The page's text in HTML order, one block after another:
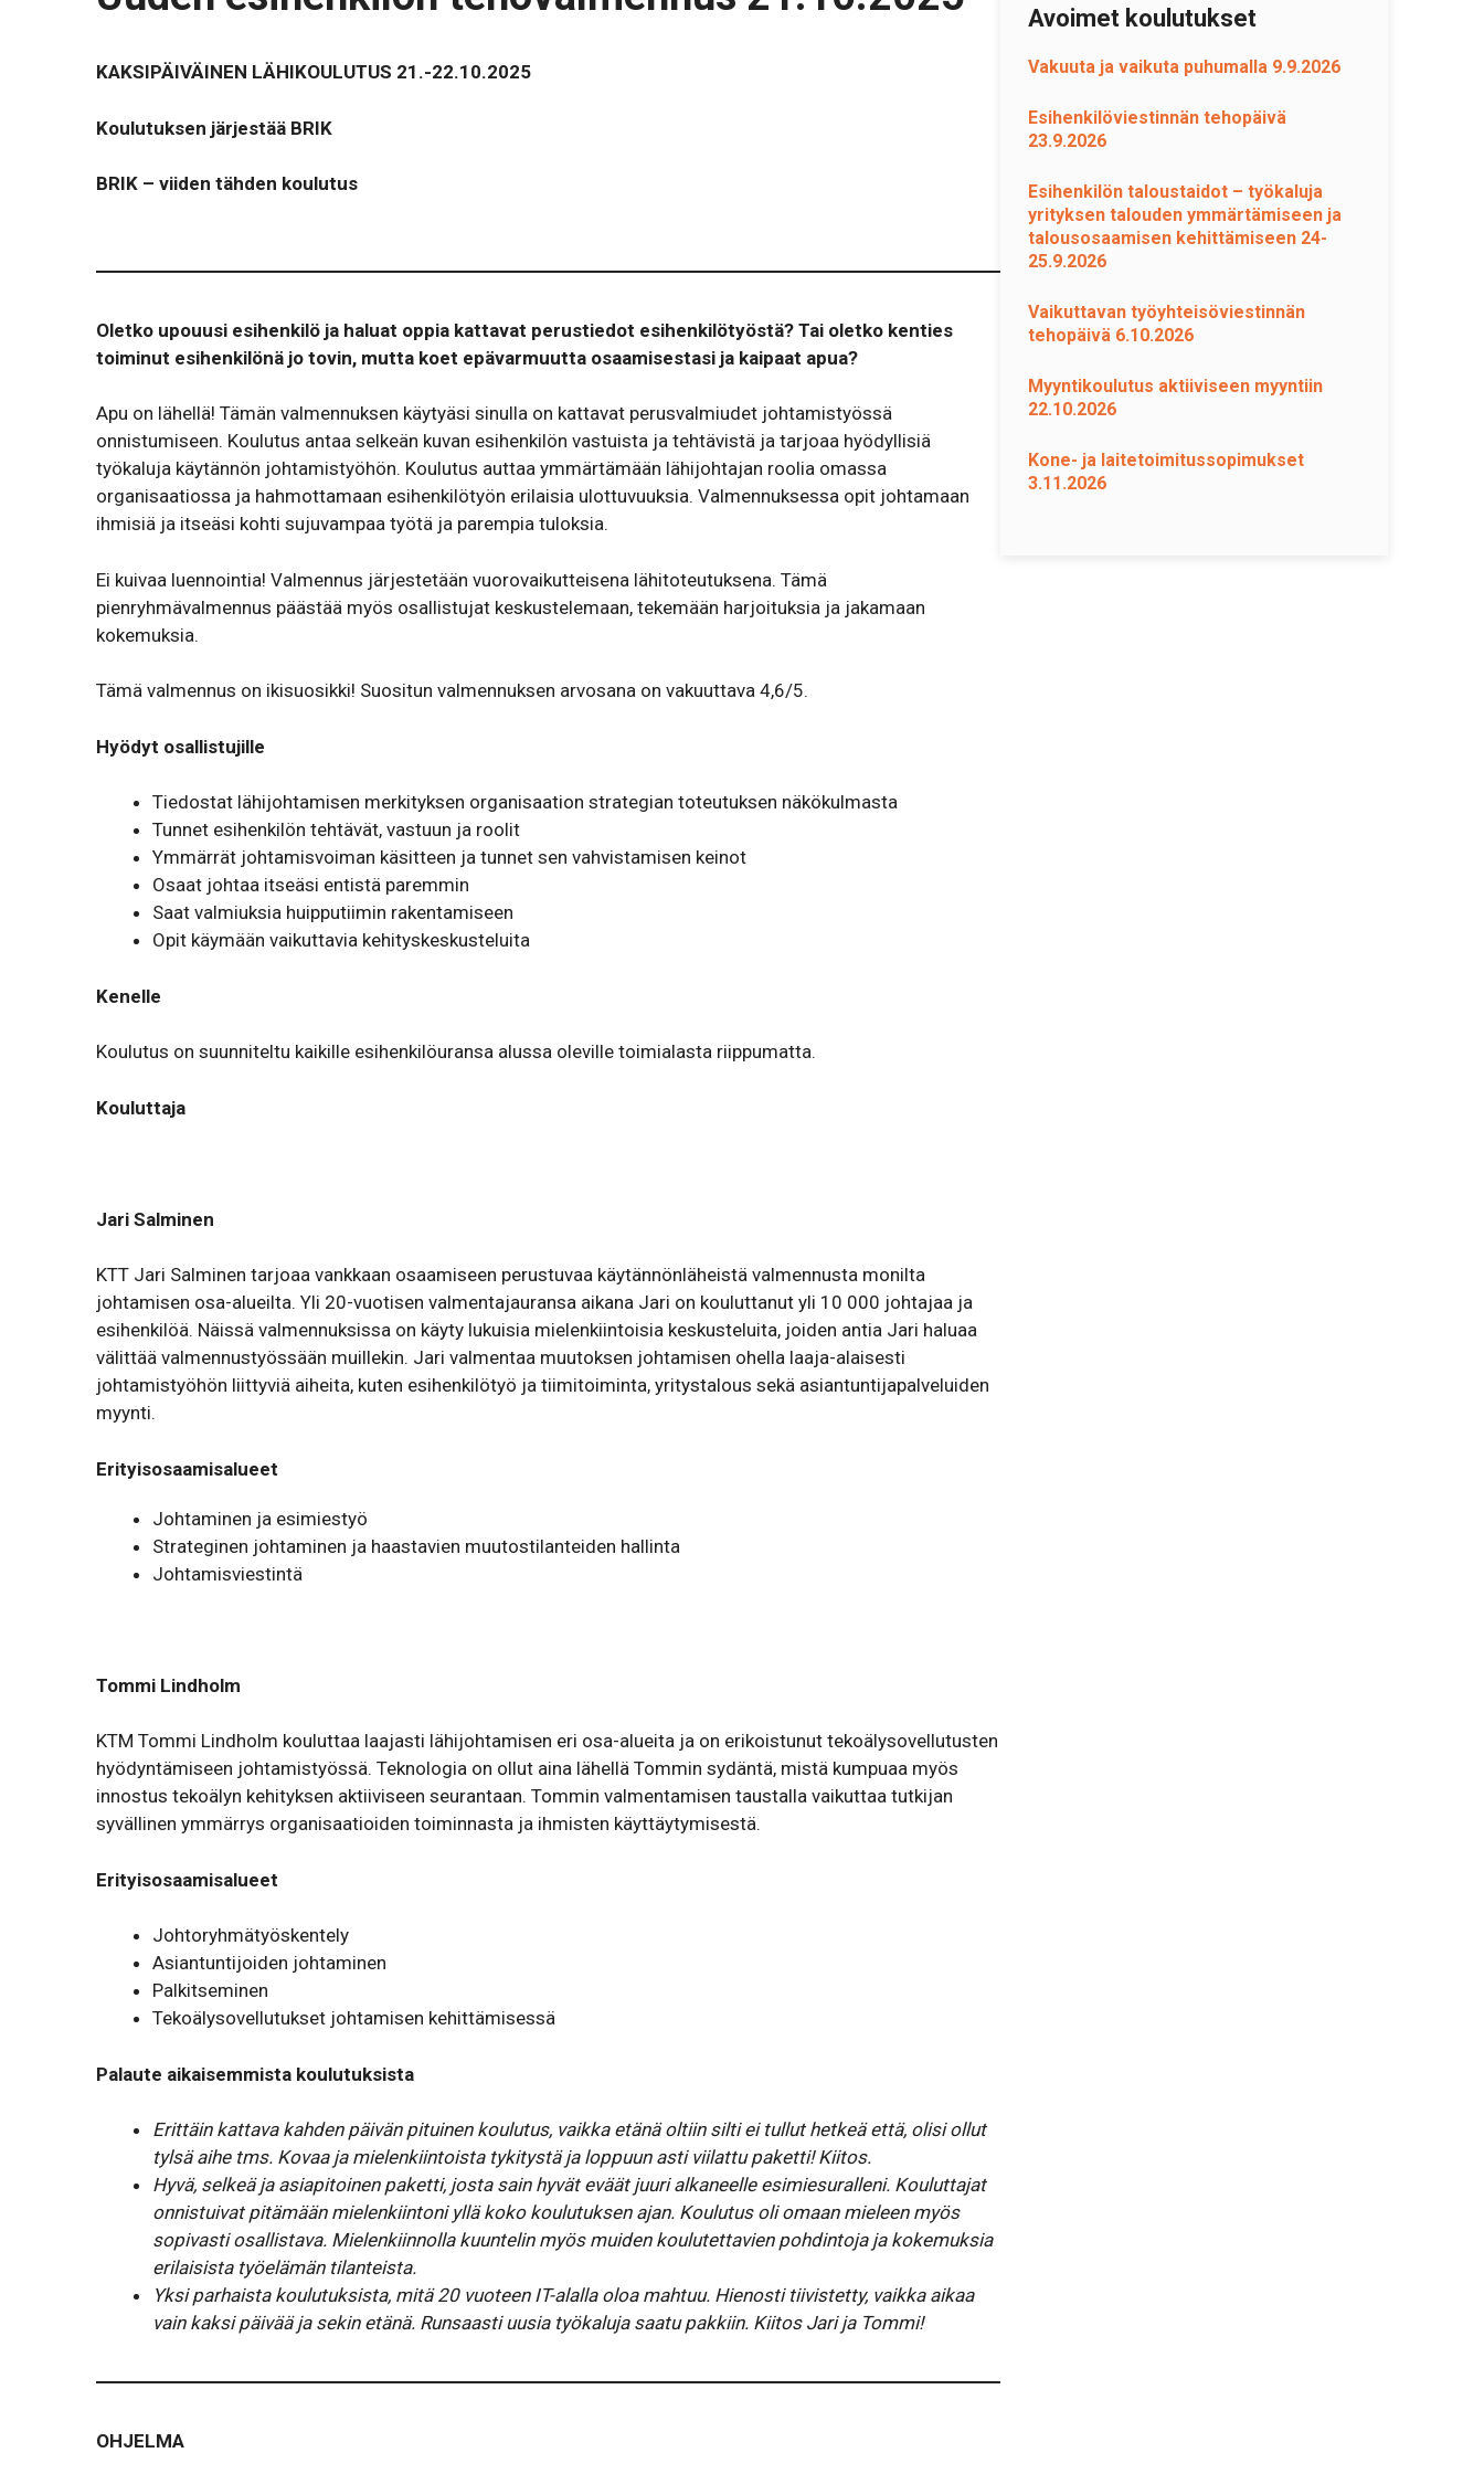
KAKSIPÄIVÄINEN LÄHIKOULUTUS 21.-22.10.2025
Koulutuksen järjestää BRIK
BRIK – viiden tähden koulutus
Oletko upouusi esihenkilö ja haluat oppia kattavat perustiedot esihenkilötyöstä? Tai oletko kenties
toiminut esihenkilönä jo tovin, mutta koet epävarmuutta osaamisestasi ja kaipaat apua?
Apu on lähellä! Tämän valmennuksen käytyäsi sinulla on kattavat perusvalmiudet johtamistyössä
onnistumiseen. Koulutus antaa selkeän kuvan esihenkilön vastuista ja tehtävistä ja tarjoaa hyödyllisiä
työkaluja käytännön johtamistyöhön. Koulutus auttaa ymmärtämään lähijohtajan roolia omassa
organisaatiossa ja hahmottamaan esihenkilötyön erilaisia ulottuvuuksia. Valmennuksessa opit johtamaan
ihmisiä ja itseäsi kohti sujuvampaa työtä ja parempia tuloksia.
Ei kuivaa luennointia! Valmennus järjestetään vuorovaikutteisena lähitoteutuksena. Tämä
pienryhmävalmennus päästää myös osallistujat keskustelemaan, tekemään harjoituksia ja jakamaan
kokemuksia.
Tämä valmennus on ikisuosikki! Suositun valmennuksen arvosana on vakuuttava 4,6/5.
Hyödyt osallistujille
Tiedostat lähijohtamisen merki­tyksen orga­ni­saation stra­tegian toteu­tuksen näkö­kul­masta
Tunnet esihenkilön tehtävät, vastuun ja roolit
Ymmärrät johta­mis­voiman käsitteen ja tunnet sen vahvis­ta­misen keinot
Osaat johtaa itseäsi entistä paremmin
Saat valmiuksia huip­pu­tiimin raken­ta­miseen
Opit käymään vaikut­tavia kehi­tys­kes­kus­te­luita
Kenelle
Koulutus on suun­ni­teltu kaikille esihenkilöuransa alussa oleville toimia­lasta riip­pu­matta.
Kouluttaja
Jari Salminen
KTT Jari Salminen tarjoaa vankkaan osaamiseen perustuvaa käytännönläheistä valmennusta monilta
johtamisen osa-alueilta. Yli 20-vuotisen valmentajauransa aikana Jari on kouluttanut yli 10 000 johtajaa ja
esihenkilöä. Näissä valmennuksissa on käyty lukuisia mielenkiintoisia keskusteluita, joiden antia Jari haluaa
välittää valmennustyössään muillekin. Jari valmentaa muutoksen johtamisen ohella laaja-alaisesti
johtamistyöhön liittyviä aiheita, kuten esihenkilötyö ja tiimitoiminta, yritystalous sekä asiantuntijapalveluiden
myynti.
Erityisosaamisalueet
Johta­minen ja esimiestyö
Stra­te­ginen johta­minen ja haas­tavien muutos­ti­lan­teiden hallinta
Johta­mis­vies­tintä
Tommi Lindholm
KTM Tommi Lindholm kouluttaa laajasti lähijohtamisen eri osa-alueita ja on erikoistunut tekoälysovellutusten
hyödyntämiseen johtamistyössä. Teknologia on ollut aina lähellä Tommin sydäntä, mistä kumpuaa myös
innostus tekoälyn kehityksen aktiiviseen seurantaan. Tommin valmentamisen taustalla vaikuttaa tutkijan
syvällinen ymmärrys organisaatioiden toiminnasta ja ihmisten käyttäytymisestä.
Erityisosaamisalueet
Johto­ryh­mä­työs­kentely
Asian­tun­ti­joiden johta­minen
Palkitseminen
Tekoälysovellutukset johtamisen kehittämisessä
Palaute aikaisemmista koulutuksista
Erittäin kattava kahden päivän pituinen koulutus, vaikka etänä oltiin silti ei tullut hetkeä että, olisi ollut
tylsä aihe tms. Kovaa ja mielenkiintoista tykitystä ja loppuun asti viilattu paketti! Kiitos.
Hyvä, selkeä ja asiapitoinen paketti, josta sain hyvät eväät juuri alkaneelle esimiesuralleni. Kouluttajat
onnistuivat pitämään mielenkiintoni yllä koko koulutuksen ajan. Koulutus oli omaan mieleen myös
sopivasti osallistava. Mielenkiinnolla kuuntelin myös muiden koulutettavien pohdintoja ja kokemuksia
erilaisista työelämän tilanteista.
Yksi parhaista koulutuksista, mitä 20 vuoteen IT-alalla oloa mahtuu. Hienosti tiivistetty, vaikka aikaa
vain kaksi päivää ja sekin etänä. Runsaasti uusia työkaluja saatu pakkiin. Kiitos Jari ja Tommi!
OHJELMA
Avoimet koulutukset
Vakuuta ja vaikuta puhumalla 9.9.2026
Esihenkilöviestinnän tehopäivä
23.9.2026
Esihenkilön taloustaidot – työkaluja
yrityksen talouden ymmärtämiseen ja
talousosaamisen kehittämiseen 24-
25.9.2026
Vaikuttavan työyhteisöviestinnän
tehopäivä 6.10.2026
Myyntikoulutus aktiiviseen myyntiin
22.10.2026
Kone- ja laitetoimitussopimukset
3.11.2026